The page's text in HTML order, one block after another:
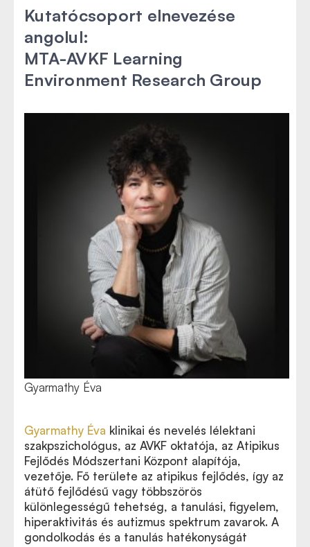
Kutatócsoport elnevezése
angolul:
MTA-AVKF Learning
Environment Research Group
Gyarmathy Éva
Gyarmathy Éva klinikai és nevelés lélektani
szakpszichológus, az AVKF oktatója, az Atipikus
Fejlődés Módszertani Központ alapítója,
vezetője. Fő területe az atipikus fejlődés, így az
átütő fejlődésű vagy többszörös
különlegességű tehetség, a tanulási, figyelem,
hiperaktivitás és autizmus spektrum zavarok. A
gondolkodás és a tanulás hatékonyságát